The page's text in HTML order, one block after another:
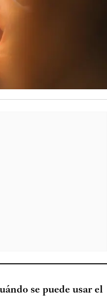
se puede usar el